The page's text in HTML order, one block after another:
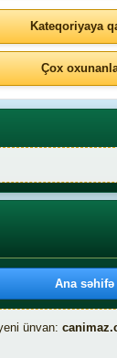
Kateqoriyaya
Çox
Ana səhifə
ünvan: